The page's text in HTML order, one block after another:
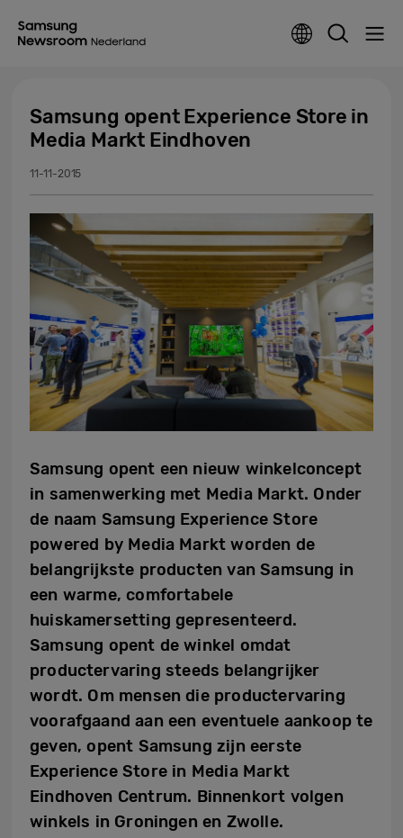
Samsung opent Experience Store in
Media Markt Eindhoven
11-11-2015
Samsung opent een nieuw winkelconcept
in samenwerking met Media Markt. Onder
de naam Samsung Experience Store
powered by Media Markt worden de
belangrijkste producten van Samsung in
een warme, comfortabele
huiskamersetting gepresenteerd.
Samsung opent de winkel omdat
productervaring steeds belangrijker
wordt. Om mensen die productervaring
voorafgaand aan een eventuele aankoop te
geven, opent Samsung zijn eerste
Experience Store in Media Markt
Eindhoven Centrum. Binnenkort volgen
winkels in Groningen en Zwolle.